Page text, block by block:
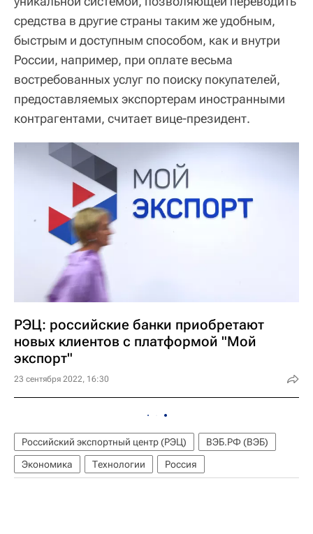
средства в другие страны таким же удобным,
быстрым и доступным способом, как и внутри
России, например, при оплате весьма
востребованных услуг по поиску покупателей,
предоставляемых экспортерам иностранными
контрагентами, считает вице-президент.
РЭЦ: российские банки приобретают
новых клиентов с платформой "Мой
экспорт"
23 сентября 2022, 16:30
Российский экспортный центр (РЭЦ)
ВЭБ.РФ (ВЭБ)
Экономика
Технологии Россия